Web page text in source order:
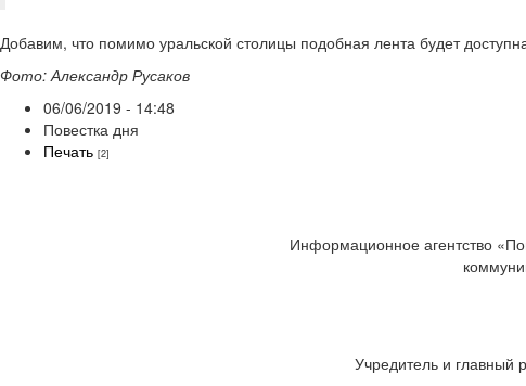
Добавим, что помимо уральской столицы подобная лента будет
Фото: Александр Русаков
06/06/2019 - 14:48
Повестка дня
Печать [2]
Информационное агентство
Учредитель и главный